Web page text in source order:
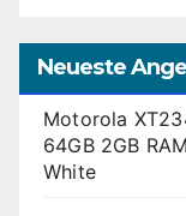
Neueste
Motorola
64GB 2GB
White